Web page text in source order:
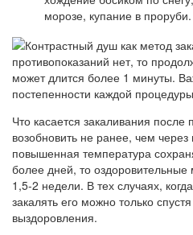
морозе, купание в проруби.
противопоказаний нет, то
может длится более 1 минуты.
постепенности каждой
Что касается закаливания после
возобновить не ранее, чем
повышенная температура
более дней, то
1,5-2 недели. В тех случаях,
закалять его можно только
выздоровления.